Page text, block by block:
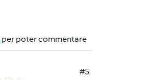
per poter commentare
#5